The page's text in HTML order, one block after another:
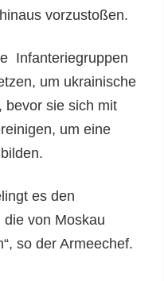
vorzustoßen.
Infanteriegruppen
um ukrainische
bevor sie sich mit
um eine
es den
von Moskau
so der Armeechef.